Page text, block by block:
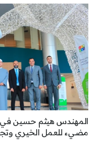
المهندس هيثم حسين في
مضيء للعمل الخيري